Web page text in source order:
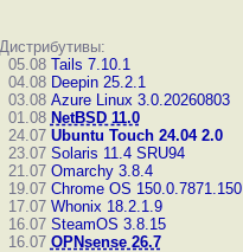
Дистрибутивы:
05.08 Tails 7.10.1
04.08 Deepin 25.2.1
03.08 Azure Linux 3.0.20260803
01.08 NetBSD 11.0
24.07 Ubuntu Touch 24.04 2.0
23.07 Solaris 11.4 SRU94
21.07 Omarchy 3.8.4
19.07 Chrome OS 150.0.7871.150
17.07 Whonix 18.2.1.9
16.07 SteamOS 3.8.15
16.07 OPNsense 26.7